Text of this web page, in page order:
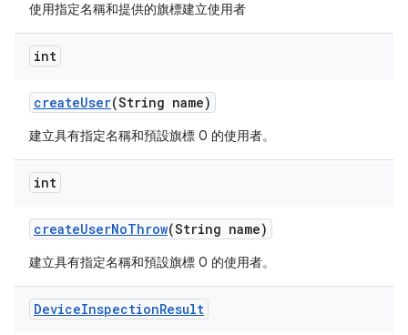
使用指定名稱和提供的旗標建立使用者
int
createUser(String name)
建立具有指定名稱和預設旗標 0 的使用者。
int
createUserNoThrow(String name)
建立具有指定名稱和預設旗標 0 的使用者。
DeviceInspectionResult